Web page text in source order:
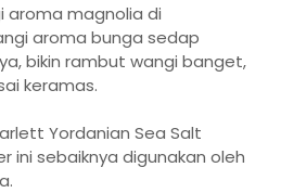
aroma magnolia di
aroma bunga sedap
bikin rambut wangi banget,
keramas.
Yordanian Sea Salt
ini sebaiknya digunakan oleh